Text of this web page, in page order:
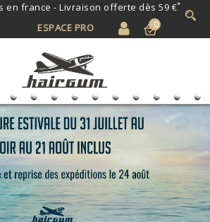
en france - Livraison offerte dès 59 €*
0
ESPACE PRO